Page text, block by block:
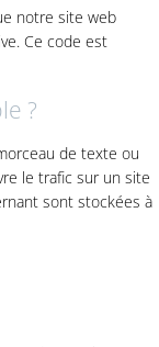
notre site web
Ce code est
?
de texte ou
le trafic sur un site
sont stockées à